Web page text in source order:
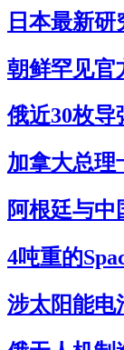
日本最新
朝鲜罕见官
俄近30枚导
加拿大总理
阿根廷与
4吨重的
涉太阳能电